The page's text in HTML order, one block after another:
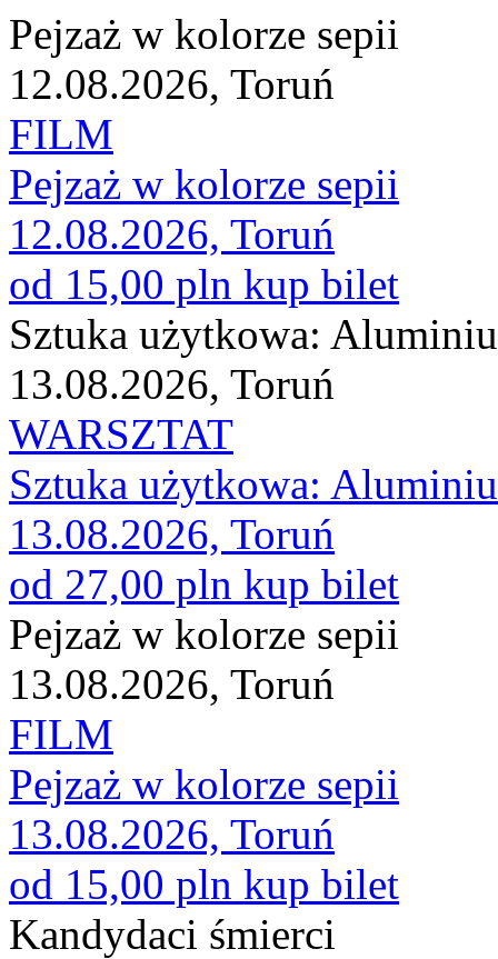
Pejzaż w kolorze sepii
12.08.2026, Toruń
FILM
Pejzaż w kolorze sepii
12.08.2026, Toruń
od 15,00 pln kup bilet
Sztuka użytkowa:
13.08.2026, Toruń
WARSZTAT
Sztuka użytkowa:
13.08.2026, Toruń
od 27,00 pln kup bilet
Pejzaż w kolorze sepii
13.08.2026, Toruń
FILM
Pejzaż w kolorze sepii
13.08.2026, Toruń
od 15,00 pln kup bilet
Kandydaci śmierci